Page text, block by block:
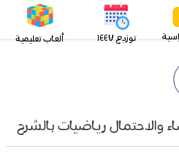
توزيع ١٤٤٧ ألعاب تعليمية
والاحتمال رياضيات بالشرح